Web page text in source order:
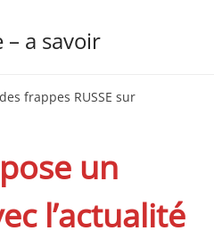
– a savoir
frappes RUSSE sur
un
l’actualité